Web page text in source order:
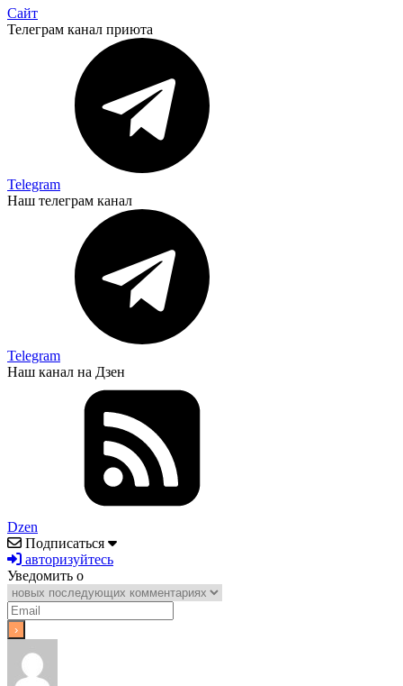
Сайт
Телеграм канал приюта
Telegram
Наш телеграм канал
Telegram
Наш канал на Дзен
Dzen
Подписаться
авторизуйтесь
Уведомить о